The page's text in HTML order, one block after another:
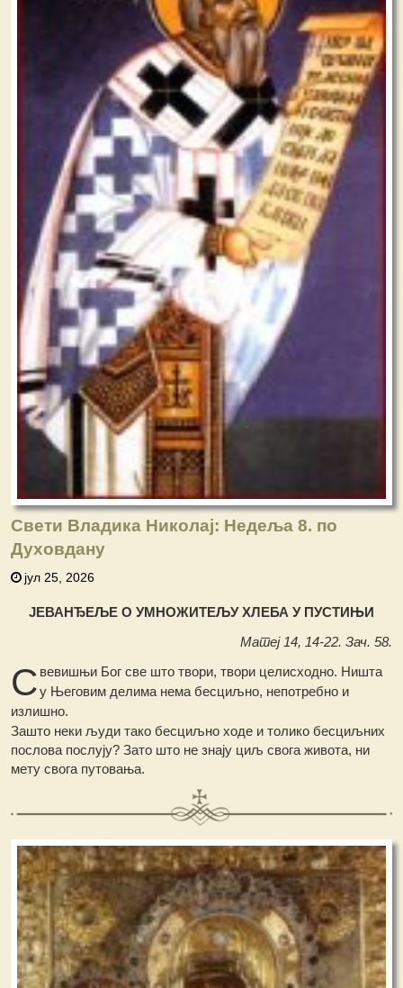
Свети Владика Николај: Недеља 8. по
Духовдану
јул 25, 2026
ЈЕВАНЂЕЉЕ О УМНОЖИТЕЉУ ХЛЕБА У ПУСТИЊИ
Матеј 14, 14-22. Зач. 58.
С вевишњи Бог све што твори, твори целисходно. Ништа
у Његовим делима нема бесциљно, непотребно и
излишно.
Зашто неки људи тако бесциљно ходе и толико бесциљних
послова послују? Зато што не знају циљ свога живота, ни
мету свога путовања.